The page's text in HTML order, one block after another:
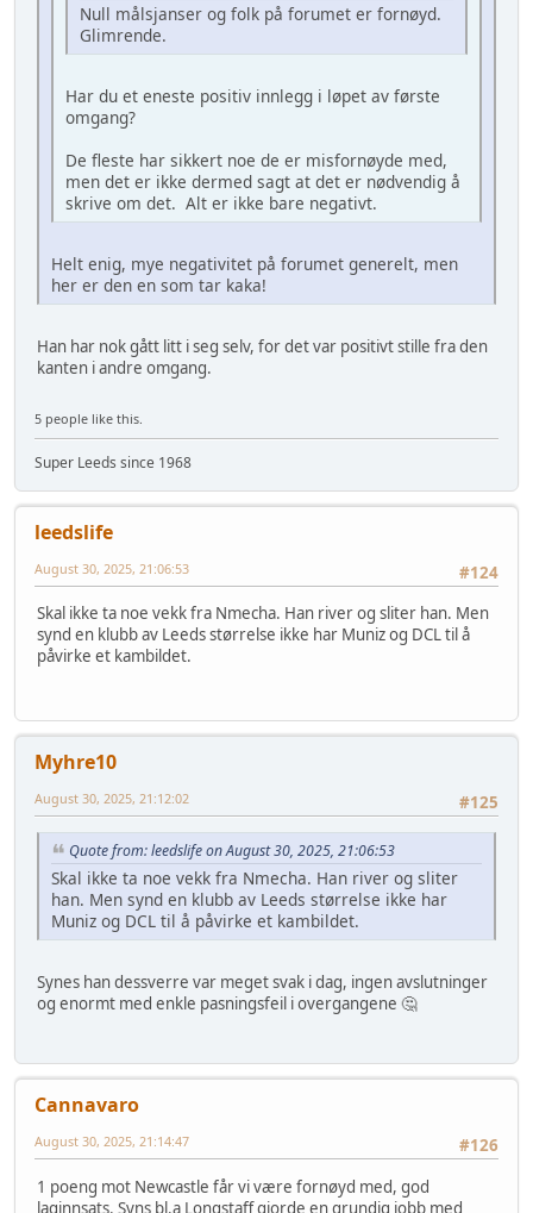
Null målsjanser og folk på forumet er fornøyd.
Glimrende.
Har du et eneste positiv innlegg i løpet av første
omgang?
De fleste har sikkert noe de er misfornøyde med,
men det er ikke dermed sagt at det er nødvendig å
skrive om det. Alt er ikke bare negativt.
Helt enig, mye negativitet på forumet generelt, men
her er den en som tar kaka!
Han har nok gått litt i seg selv, for det var positivt stille fra den
kanten i andre omgang.
5 people like this.
Super Leeds since 1968
leedslife
#124
August 30, 2025, 21:06:53
Skal ikke ta noe vekk fra Nmecha. Han river og sliter han. Men
synd en klubb av Leeds størrelse ikke har Muniz og DCL til å
påvirke et kambildet.
Myhre10
#125
August 30, 2025, 21:12:02
Quote from: leedslife on August 30, 2025, 21:06:53
Skal ikke ta noe vekk fra Nmecha. Han river og sliter
han. Men synd en klubb av Leeds størrelse ikke har
Muniz og DCL til å påvirke et kambildet.
Synes han dessverre var meget svak i dag, ingen avslutninger
og enormt med enkle pasningsfeil i overgangene 🤔
Cannavaro
#126
August 30, 2025, 21:14:47
1 poeng mot Newcastle får vi være fornøyd med, god
laginnsats. Syns bl.a Longstaff gjorde en grundig jobb med